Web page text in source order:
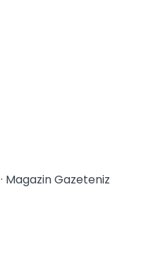
· Magazin Gazeteniz